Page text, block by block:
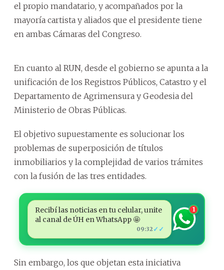
el propio mandatario, y acompañados por la
mayoría cartista y aliados que el presidente tiene
en ambas Cámaras del Congreso.
En cuanto al RUN, desde el gobierno se apunta a la
unificación de los Registros Públicos, Catastro y el
Departamento de Agrimensura y Geodesia del
Ministerio de Obras Públicas.
El objetivo supuestamente es solucionar los
problemas de superposición de títulos
inmobiliarios y la complejidad de varios trámites
con la fusión de las tres entidades.
Recibí las noticias en tu celular, unite
al canal de ÚH en WhatsApp 🤩
09:32 ✓✓
1
Sin embargo, los que objetan esta iniciativa